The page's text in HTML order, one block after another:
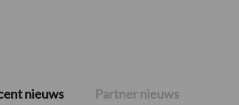
nieuws Partner nieuws